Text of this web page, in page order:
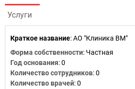
Услуги
Краткое название:АО "Клиника ВМ"
Форма собственности: Частная
Год основания:0
Количество сотрудников:0
Количество врачей: 0